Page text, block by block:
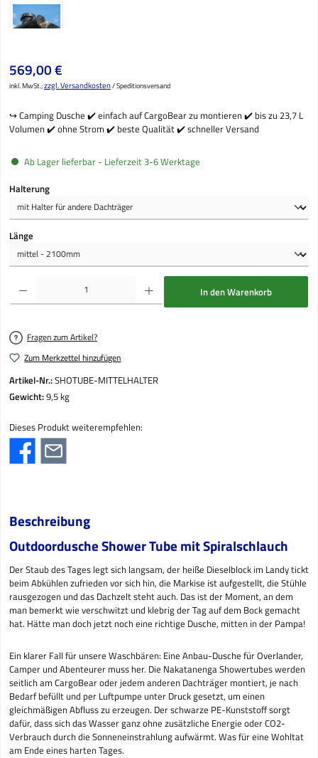
Regulärer Preis:
569,00 €
inkl. MwSt.;zzgl. Versandkosten/ Speditionsversand
↪️ Camping Dusche ✔️ einfach auf CargoBear zu montieren ✔️ bis zu 23,7 L
Volumen ✔️ ohne Strom ✔️ beste Qualität ✔️ schneller Versand
Ab Lager lieferbar - Lieferzeit 3-6 Werktage
Halterungauswählen
Länge
Produkt Anzahl: Gib den gewünschten Wert ein oder benutze die Schaltflächen um die
In den Warenkorb
Fragen zum Artikel?
Zum Merkzettel hinzufügen
Artikel-Nr.:SHOTUBE-MITTELHALTER
Gewicht:9,5 kg
Dieses Produkt weiterempfehlen:
Beschreibung
Outdoordusche Shower Tube mit Spiralschlauch
Der Staub des Tages legt sich langsam, der heiße Dieselblock im Landy tickt
beim Abkühlen zufrieden vor sich hin, die Markise ist aufgestellt, die Stühle
rausgezogen und das Dachzelt steht auch. Das ist der Moment, an dem
man bemerkt wie verschwitzt und klebrig der Tag auf dem Bock gemacht
hat. Hätte man doch jetzt noch eine richtige Dusche, mitten in der Pampa!
Ein klarer Fall für unsere Waschbären: Eine Anbau-Dusche für Overlander,
Camper und Abenteurer muss her. Die Nakatanenga Showertubes werden
seitlich am CargoBear oder jedem anderen Dachträger montiert, je nach
Bedarf befüllt und per Luftpumpe unter Druck gesetzt, um einen
gleichmäßigen Abfluss zu erzeugen. Der schwarze PE-Kunststoff sorgt
dafür, dass sich das Wasser ganz ohne zusätzliche Energie oder CO2-
Verbrauch durch die Sonneneinstrahlung aufwärmt. Was für eine Wohltat
am Ende eines harten Tages.